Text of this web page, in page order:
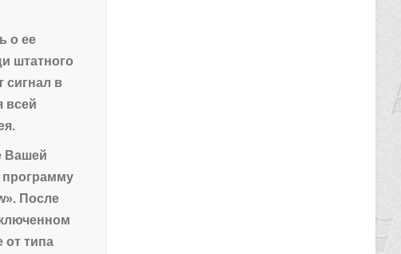
о ее
штатного
сигнал в
всей
Вашей
программу
После
от типа